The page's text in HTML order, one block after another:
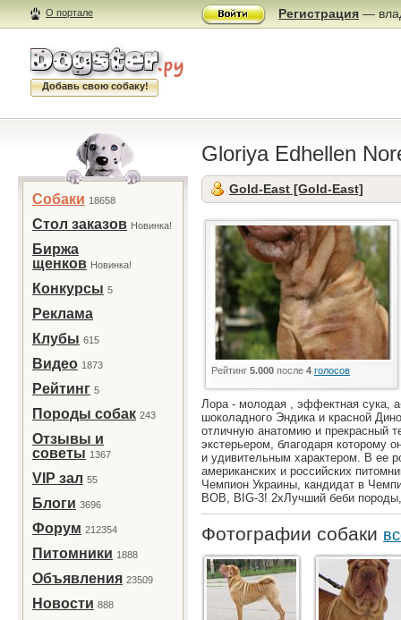
О портале Регистрация —
Добавь свою собаку!
Собаки 18658
Стол заказов Новинка!
Биржа
щенков Новинка!
Конкурсы 5
Реклама
Клубы 615
Видео 1873
Рейтинг 5
Породы собак 243
Отзывы и
советы 1367
VIP зал 55
Блоги 3696
Форум 212354
Питомники 1888
Объявления 23509
Новости 888
Gloriya Edhellen
Gold-East [Gold-East]
Рейтинг 5.000 после 4 голосов
Лора - молодая , эффектная сука,
шоколадного Эндика и красной
отличную анатомию и прекрасный
экстерьером, благодаря которому
и удивительным характером. В ее
американских и российских
Чемпион Украины, кандидат в
ВОВ, BIG-3! 2хЛучший беби
Фотографии собаки